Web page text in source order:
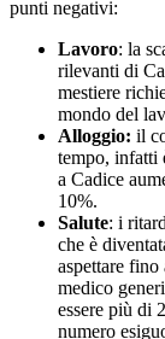
punti negativi:
Lavoro: la
rilevanti di
mestiere
mondo del
Alloggio: il
tempo, infatti
a Cadice
10%.
Salute: i
che è
aspettare
medico
essere più di
numero